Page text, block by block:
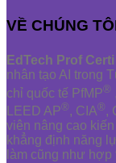
VỀ CHÚNG
EdTech Prof Certi
nhân tạo AI trong
chỉ quốc tế PfMP®
LEED AP®, CIA®,
viên nâng cao
khẳng định năng
làm cũng như